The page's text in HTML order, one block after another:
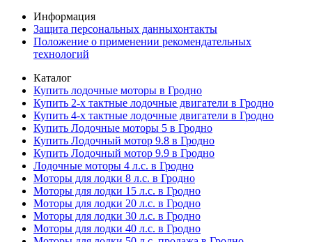
Информация
Защита персональных данныхонтакты
Положение о применении рекомендательных
технологий
Каталог
Купить лодочные моторы в Гродно
Купить 2-х тактные лодочные двигатели в Гродно
Купить 4-х тактные лодочные двигатели в Гродно
Купить Лодочные моторы 5 в Гродно
Купить Лодочный мотор 9.8 в Гродно
Купить Лодочный мотор 9.9 в Гродно
Лодочные моторы 4 л.с. в Гродно
Моторы для лодки 8 л.с. в Гродно
Моторы для лодки 15 л.с. в Гродно
Моторы для лодки 20 л.с. в Гродно
Моторы для лодки 30 л.с. в Гродно
Моторы для лодки 40 л.с. в Гродно